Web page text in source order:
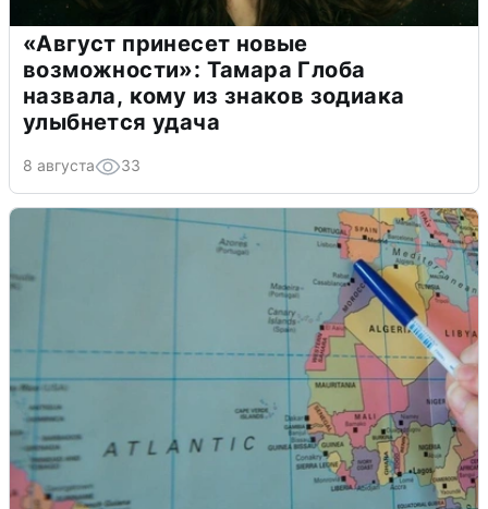
«Август принесет новые
возможности»: Тамара Глоба
назвала, кому из знаков зодиака
улыбнется удача
8 августа 33